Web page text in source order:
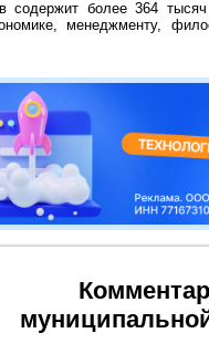
содержит более 364
менеджменту,